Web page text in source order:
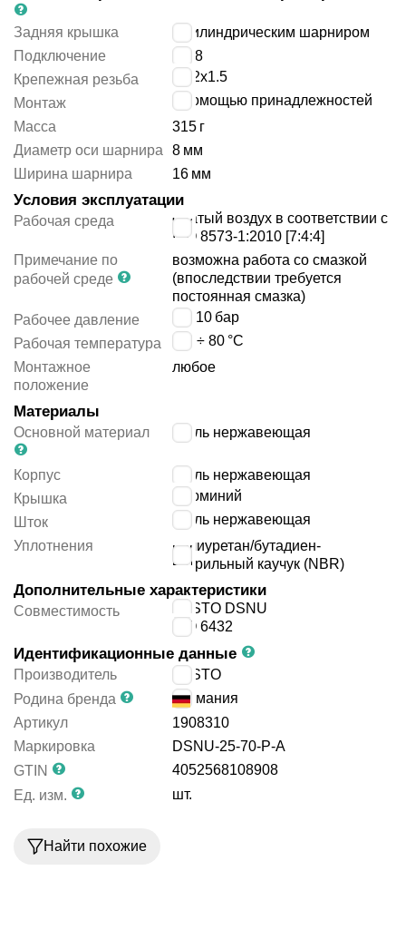
Задняя крышка
с цилиндрическим шарниром
Подключение
G1/8
Крепежная резьба
M22x1.5
Монтаж
с помощью принадлежностей
Масса
315 г
Диаметр оси шарнира
8 мм
Ширина шарнира
16 мм
Условия эксплуатации
Рабочая среда
сжатый воздух в соответствии с
ISO 8573-1:2010 [7:4:4]
Примечание по
рабочей среде
возможна работа со смазкой
(впоследствии требуется
постоянная смазка)
Рабочее давление
1 ÷ 10 бар
Рабочая температура
-20 ÷ 80 °C
Монтажное
положение
любое
Материалы
Основной материал сталь нержавеющая
Корпус
сталь нержавеющая
Крышка
алюминий
Шток
сталь нержавеющая
Уплотнения
полиуретан/бутадиен-
нитрильный каучук (NBR)
Дополнительные характеристики
Совместимость
FESTO DSNU
ISO 6432
Идентификационные данные
Производитель
FESTO
Родина бренда
Германия
Артикул
1908310
Маркировка
DSNU-25-70-P-A
GTIN
4052568108908
Ед. изм.
шт.
Найти похожие